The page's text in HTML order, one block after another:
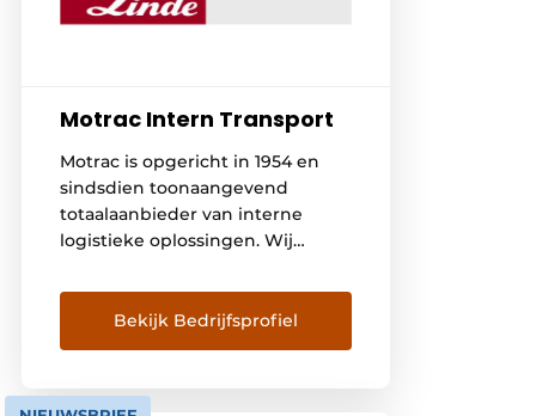
Motrac Intern Transport
Motrac is opgericht in 1954 en
sindsdien toonaangevend
totaalaanbieder van interne
logistieke oplossingen. Wij
hef- en magazijntrucks van het
innovatieve merk Linde. We
adviseren en verzorgen we de
geautomatiseerde
Bekijk Bedrijfsprofiel